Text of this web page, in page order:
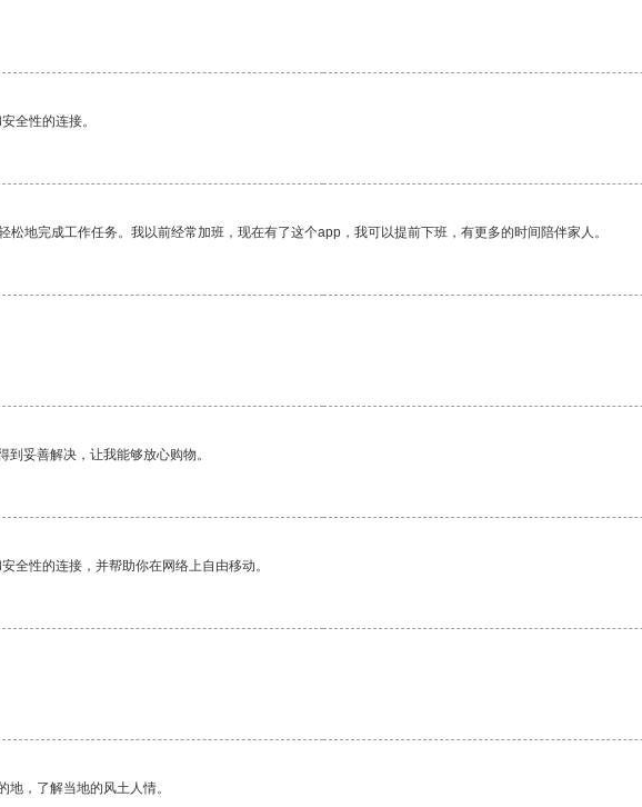
全性的连接。
地完成工作任务。我以前经常加班，现在有了这个app，我可以提前下班，有更多的时间陪伴家人。
妥善解决，让我能够放心购物。
全性的连接，并帮助你在网络上自由移动。
，了解当地的风土人情。